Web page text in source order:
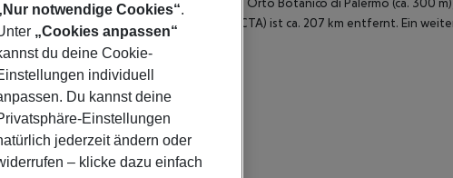
und Teatro Massimo. Der Flughafen (CTA) ist ca. 207 km entfernt. Ein
Uhr) vom Buffet.
notwendige Cookies“.
„Cookies anpassen“
du deine Cookie-
individuell
Du kannst deine
Einstellungen
jederzeit ändern oder
– klicke dazu einfach